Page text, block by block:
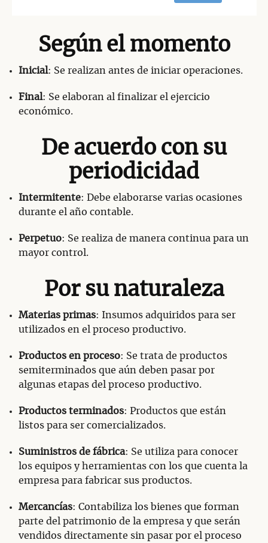
Según el momento
Inicial: Se realizan antes de iniciar operaciones.
Final: Se elaboran al finalizar el ejercicio
económico.
De acuerdo con su
periodicidad
Intermitente: Debe elaborarse varias ocasiones
durante el año contable.
Perpetuo: Se realiza de manera continua para un
mayor control.
Por su naturaleza
Materias primas: Insumos adquiridos para ser
utilizados en el proceso productivo.
Productos en proceso: Se trata de productos
semiterminados que aún deben pasar por
algunas etapas del proceso productivo.
Productos terminados: Productos que están
listos para ser comercializados.
Suministros de fábrica: Se utiliza para conocer
los equipos y herramientas con los que cuenta la
empresa para fabricar sus productos.
Mercancías: Contabiliza los bienes que forman
parte del patrimonio de la empresa y que serán
vendidos directamente sin pasar por el proceso